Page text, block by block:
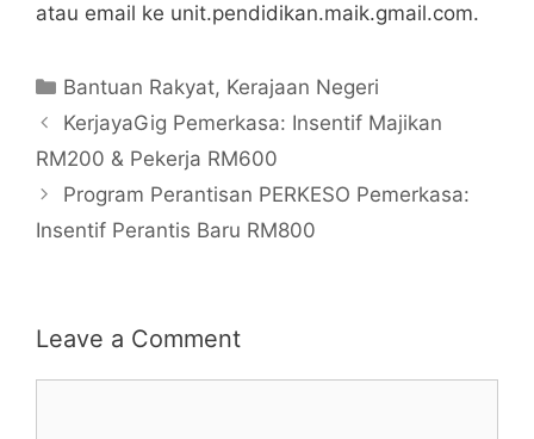
atau email ke unit.pendidikan.maik.gmail.com.
Categories
Bantuan Rakyat, Kerajaan Negeri
KerjayaGig Pemerkasa: Insentif Majikan
RM200 & Pekerja RM600
Program Perantisan PERKESO Pemerkasa:
Insentif Perantis Baru RM800
Leave a Comment